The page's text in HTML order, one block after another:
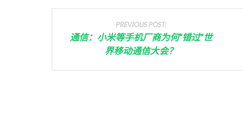
PREVIOUS POST:
通信：小米等手机厂商为何“错过”世
界移动通信大会？